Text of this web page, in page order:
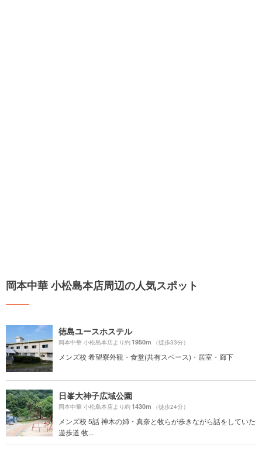
岡本中華 小松島本店周辺の人気スポット
徳島ユースホステル
岡本中華 小松島本店より約1950m （徒歩33分）
メンズ校 希望寮外観・食堂(共有スペース)・居室・廊下
日峯大神子広域公園
岡本中華 小松島本店より約1430m （徒歩24分）
メンズ校 5話 神木の姉・真奈と牧らが歩きながら話をしていた
遊歩道 牧...